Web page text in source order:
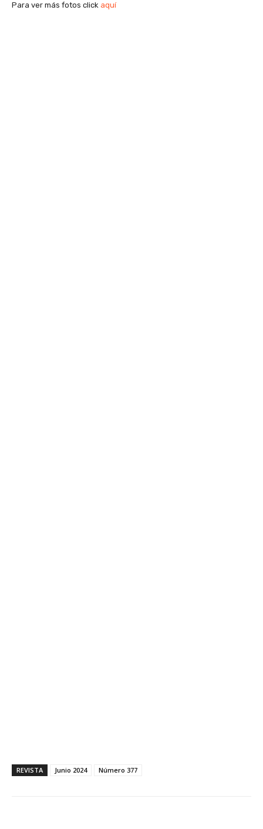
Para ver más fotos click aquí
REVISTA Junio 2024 Número 377